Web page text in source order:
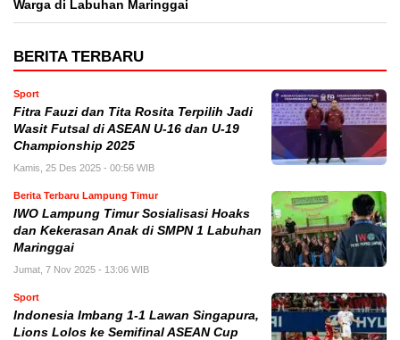
Warga di Labuhan Maringgai
BERITA TERBARU
Sport
Fitra Fauzi dan Tita Rosita Terpilih Jadi
Wasit Futsal di ASEAN U-16 dan U-19
Championship 2025
Kamis, 25 Des 2025 - 00:56 WIB
Berita Terbaru Lampung Timur
IWO Lampung Timur Sosialisasi Hoaks
dan Kekerasan Anak di SMPN 1 Labuhan
Maringgai
Jumat, 7 Nov 2025 - 13:06 WIB
Sport
Indonesia Imbang 1-1 Lawan Singapura,
Lions Lolos ke Semifinal ASEAN Cup